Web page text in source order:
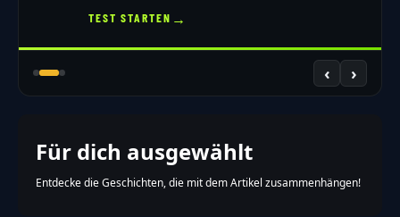
TEST STARTEN →
‹ ›
Für dich ausgewählt
Entdecke die Geschichten, die mit dem Artikel zusammenhängen!